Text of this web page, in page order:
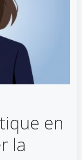
en
la